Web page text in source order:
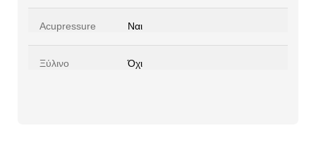
Acupressure Ναι
Ξύλινο Όχι